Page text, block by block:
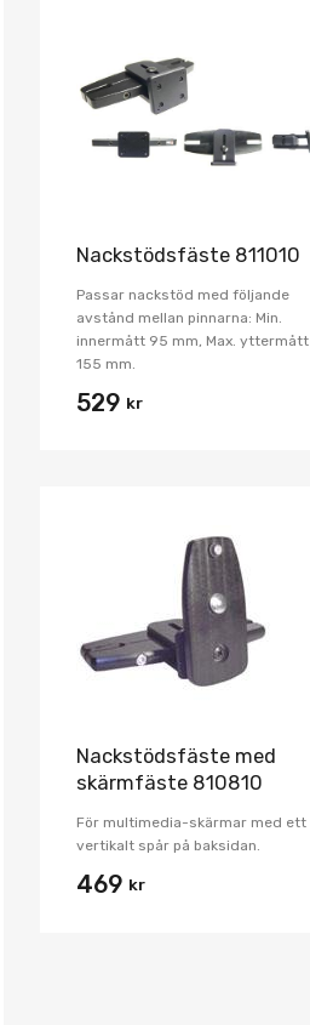
Nackstödsfäste 811010
Passar nackstöd med följande
avstånd mellan pinnarna: Min.
innermått 95 mm, Max. yttermått
155 mm.
529 kr
Nackstödsfäste med
skärmfäste 810810
För multimedia-skärmar med ett
vertikalt spår på baksidan.
469 kr